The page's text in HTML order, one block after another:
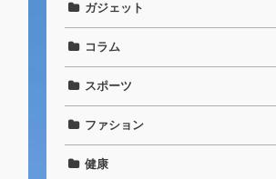
ガジェット
コラム
スポーツ
ファション
健康